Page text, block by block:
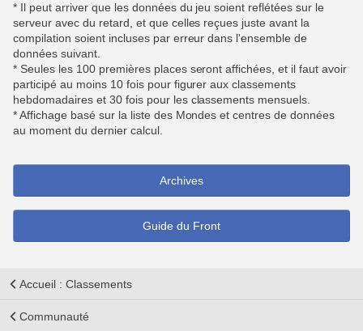
* Il peut arriver que les données du jeu soient reflétées sur le
serveur avec du retard, et que celles reçues juste avant la
compilation soient incluses par erreur dans l'ensemble de
données suivant.
* Seules les 100 premières places seront affichées, et il faut avoir
participé au moins 10 fois pour figurer aux classements
hebdomadaires et 30 fois pour les classements mensuels.
* Affichage basé sur la liste des Mondes et centres de données
au moment du dernier calcul.
Archives
Guide du Front
Accueil : Classements
Communauté